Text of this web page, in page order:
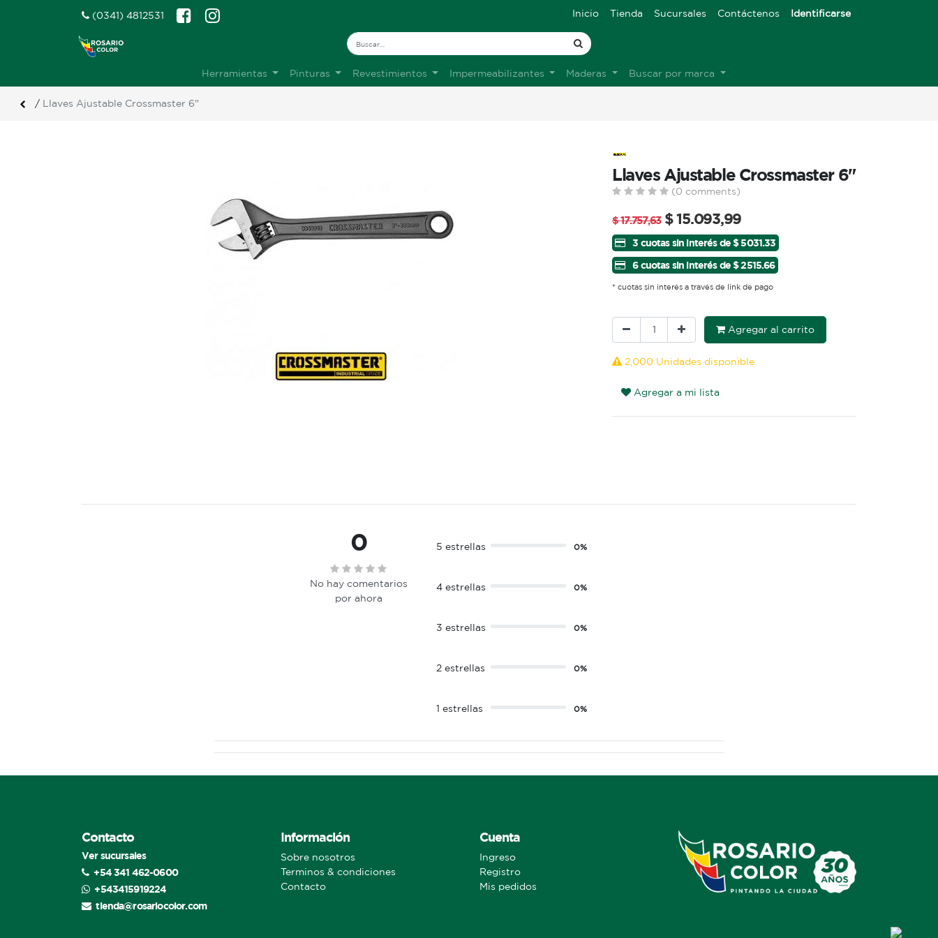
(0341) 4812531 Inicio Tienda Sucursales Contáctenos Identificarse
Herramientas Pinturas Revestimientos Impermeabilizantes Maderas Buscar por marca
/ Llaves Ajustable Crossmaster 6"
Llaves Ajustable Crossmaster 6"
(0 comments)
$17.757,63 $15.093,99
3 cuotas sin interés de $ 5031.33
6 cuotas sin interés de $ 2515.66
* cuotas sin interés a través de link de pago
Agregar al carrito
2,000 Unidades disponible
Agregar a mi lista
0
No hay comentarios
por ahora
5 estrellas 0%
4 estrellas 0%
3 estrellas 0%
2 estrellas 0%
1 estrellas 0%
Contacto
Ver sucursales
+54 341 462-0600
+543415919224
tienda@rosariocolor.com
Información
Sobre nosotros
Terminos & condiciones
Contacto
Cuenta
Ingreso
Registro
Mis pedidos